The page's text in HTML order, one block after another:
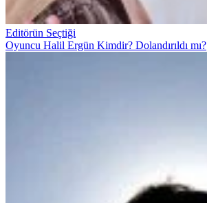
Editörün Seçtiği
Oyuncu Halil Ergün Kimdir? Dolandırıldı mı?